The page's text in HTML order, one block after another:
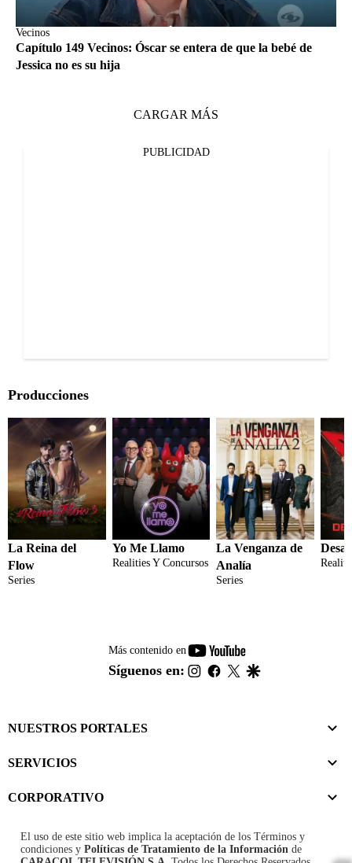
Vecinos
Capítulo 149 Vecinos: Óscar se entera de que la bebé de
Jessica no es su hija
CARGAR MÁS
PUBLICIDAD
Producciones
La Reina del
Flow
Series
Yo Me Llamo
Realities Y Concursos
La Venganza de
Analía
Series
Más contenido en
youtube-
footer
Síguenos en: instagram
facebook
twitter
NUESTROS PORTALES
SERVICIOS
CORPORATIVO
El uso de este sitio web implica la aceptación de los Términos y
condiciones y Políticas de Tratamiento de la Información de